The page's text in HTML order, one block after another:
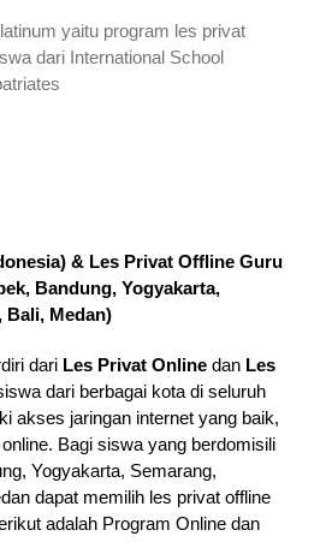
yaitu program les privat
dari International School
& Les Privat Offline Guru
Bandung, Yogyakarta,
Bali, Medan)
dari Les Privat Online dan Les
dari berbagai kota di seluruh
akses jaringan internet yang baik,
Bagi siswa yang berdomisili
Yogyakarta, Semarang,
dapat memilih les privat offline
adalah Program Online dan